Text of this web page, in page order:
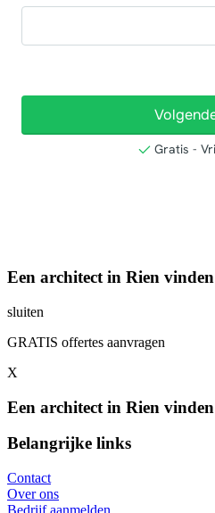
Een architect in Rien vinden
sluiten
GRATIS offertes aanvragen
X
Een architect in Rien vinden
Belangrijke links
Contact
Over ons